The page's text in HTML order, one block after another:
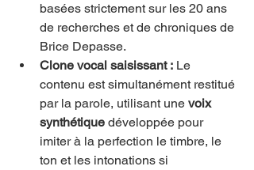
basées strictement sur les 20 ans
de recherches et de chroniques de
Brice Depasse.
Clone vocal saisissant : Le
contenu est simultanément restitué
par la parole, utilisant une voix
synthétique développée pour
imiter à la perfection le timbre, le
ton et les intonations si